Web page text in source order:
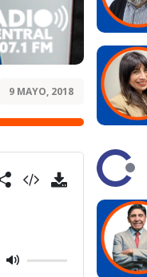
9 MAYO, 2018